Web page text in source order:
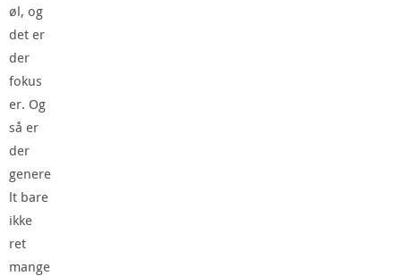
øl, og
det er
der
fokus
er. Og
så er
der
genere
lt bare
ikke
ret
mange